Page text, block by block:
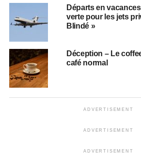
Départs en
verte pour les jets
Blindé »
Déception – Le
café normal
ADVERTISEMENT
ADVERTISEMENT
ADVERTISEMENT